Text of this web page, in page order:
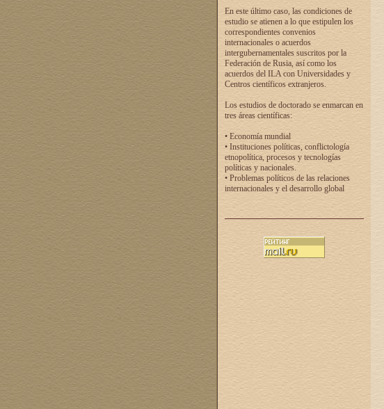
En este último caso, las condiciones de
estudio se atienen a lo que estipulen los
correspondientes convenios
internacionales o acuerdos
intergubernamentales suscritos por la
Federación de Rusia, así como los
acuerdos del ILA con Universidades y
Centros científicos extranjeros.
Los estudios de doctorado se enmarcan en
tres áreas científicas:
• Economía mundial
• Instituciones políticas, conflictología
etnopolítica, procesos y tecnologías
políticas y nacionales.
• Problemas políticos de las relaciones
internacionales y el desarrollo global